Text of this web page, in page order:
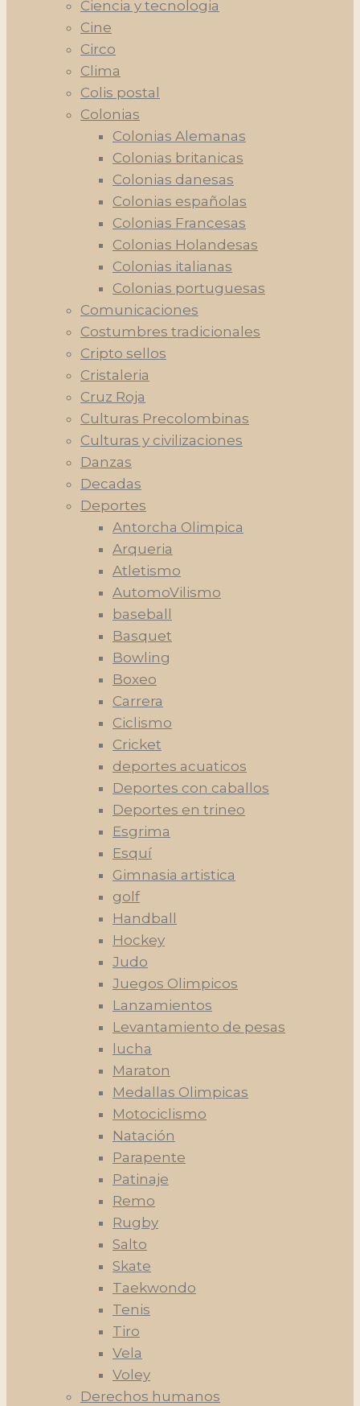
Ciencia y tecnologia
Cine
Circo
Clima
Colis postal
Colonias
Colonias Alemanas
Colonias britanicas
Colonias danesas
Colonias españolas
Colonias Francesas
Colonias Holandesas
Colonias italianas
Colonias portuguesas
Comunicaciones
Costumbres tradicionales
Cripto sellos
Cristaleria
Cruz Roja
Culturas Precolombinas
Culturas y civilizaciones
Danzas
Decadas
Deportes
Antorcha Olimpica
Arqueria
Atletismo
AutomoVilismo
baseball
Basquet
Bowling
Boxeo
Carrera
Ciclismo
Cricket
deportes acuaticos
Deportes con caballos
Deportes en trineo
Esgrima
Esquí
Gimnasia artistica
golf
Handball
Hockey
Judo
Juegos Olimpicos
Lanzamientos
Levantamiento de pesas
lucha
Maraton
Medallas Olimpicas
Motociclismo
Natación
Parapente
Patinaje
Remo
Rugby
Salto
Skate
Taekwondo
Tenis
Tiro
Vela
Voley
Derechos humanos